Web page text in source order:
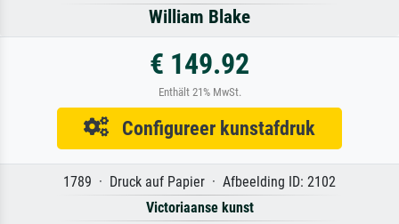
William Blake
€ 149.92
Enthält 21% MwSt.
Configureer kunstafdruk
1789 · Druck auf Papier · Afbeelding ID: 2102
Victoriaanse kunst